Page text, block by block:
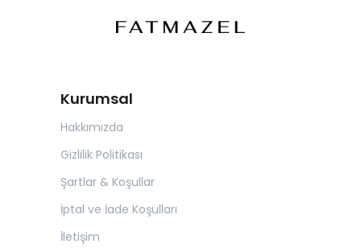
Kurumsal
Hakkımızda
Gizlilik Politikası
Şartlar & Koşullar
İptal ve İade Koşulları
İletişim